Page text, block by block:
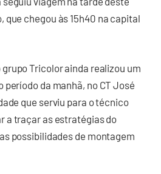
que chegou às 15h40 na capital
Tricolor ainda realizou um
da manhã, no CT José
que serviu para o técnico
a traçar as estratégias do
possibilidades de montagem